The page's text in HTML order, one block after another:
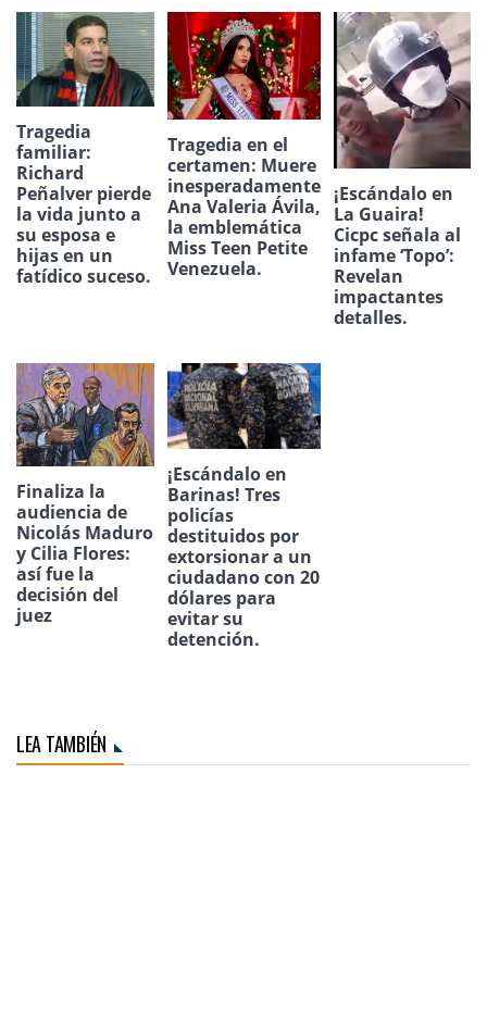
Tragedia
familiar:
Richard
Peñalver pierde
la vida junto a
su esposa e
hijas en un
fatídico suceso.
Tragedia en el
certamen: Muere
inesperadamente
Ana Valeria Ávila,
la emblemática
Miss Teen Petite
Venezuela.
¡Escándalo en
La Guaira!
Cicpc señala al
infame ‘Topo’:
Revelan
impactantes
detalles.
Finaliza la
audiencia de
Nicolás Maduro
y Cilia Flores:
así fue la
decisión del
juez
¡Escándalo en
Barinas! Tres
policías
destituidos por
extorsionar a un
ciudadano con 20
dólares para
evitar su
detención.
LEA TAMBIÉN